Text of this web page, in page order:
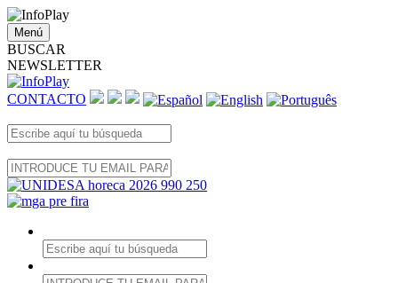
Menú
BUSCAR
NEWSLETTER
CONTACTO